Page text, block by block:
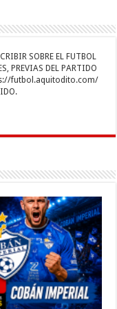
r
SOBRE EL FUTBOL
PREVIAS DEL PARTIDO
futbol.aquitodito.com/